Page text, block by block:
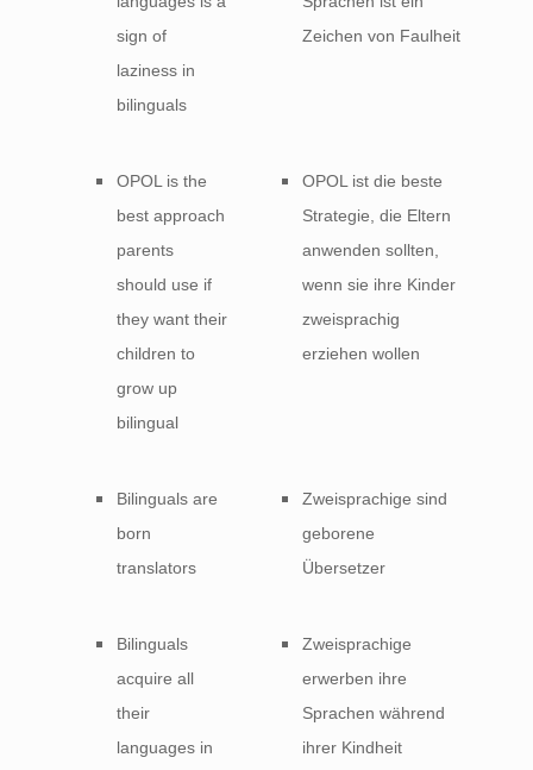
sign of
laziness in
bilinguals
Zeichen von Faulheit
OPOL is the
best approach
parents
should use if
they want their
children to
grow up
bilingual
OPOL ist die beste
Strategie, die Eltern
anwenden sollten,
wenn sie ihre Kinder
zweisprachig
erziehen wollen
Bilinguals are
born
translators
Zweisprachige sind
geborene
Übersetzer
Bilinguals
acquire all
their
languages in
Zweisprachige
erwerben ihre
Sprachen während
ihrer Kindheit